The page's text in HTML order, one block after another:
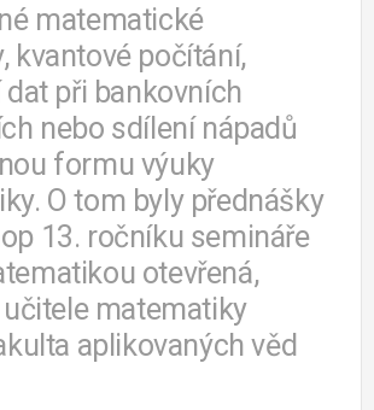
matematické
kvantové počítání,
při bankovních
nebo sdílení nápadů
formu výuky
O tom byly přednášky
13. ročníku semináře
otevřená,
matematiky
aplikovaných věd